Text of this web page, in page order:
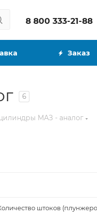
8 800 333-21-88
Трехштоковые
действия
Заказ
6
МАЗ - аналог
штоков